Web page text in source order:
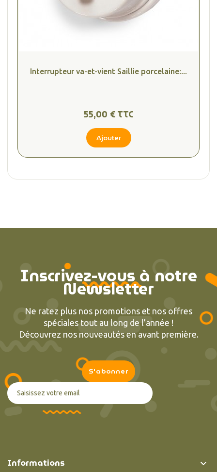
(1
Interrupteur va-et-vient Saillie porcelaine:...
55,00 € TTC
Ajouter
Inscrivez-vous à notre
Newsletter
Ne ratez plus nos promotions et nos offres
spéciales tout au long de l’année !
Découvrez nos nouveautés en avant première.
Informations 